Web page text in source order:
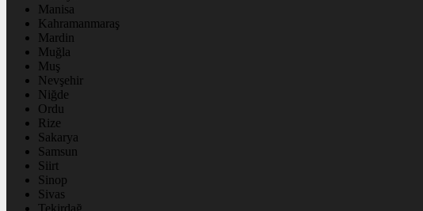
Manisa
Kahramanmaraş
Mardin
Muğla
Muş
Nevşehir
Niğde
Ordu
Rize
Sakarya
Samsun
Siirt
Sinop
Sivas
Tekirdağ